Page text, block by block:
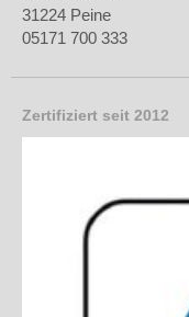
31224 Peine
05171 700 333
Zertifiziert seit 2012